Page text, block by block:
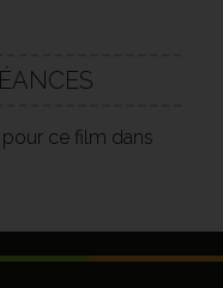
ce film dans